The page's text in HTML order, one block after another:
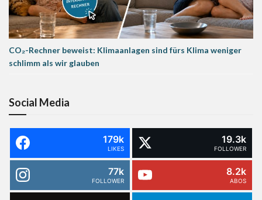
CO₂-Rechner beweist: Klimaanlagen sind fürs Klima weniger
schlimm als wir glauben
Social Media
179k
LIKES
19.3k
FOLLOWER
77k
FOLLOWER
8.2k
ABOS